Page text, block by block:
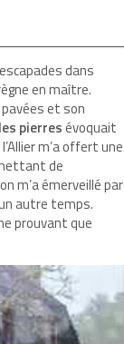
dans
en maître.
et son
pierresévoquait
m’a offert une
de
m’a émerveillé par
autre temps.
prouvant que